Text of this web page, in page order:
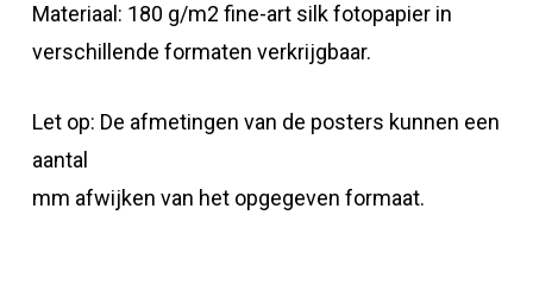
Materiaal: 180 g/m2 fine-art silk fotopapier in
verschillende formaten verkrijgbaar.
Let op: De afmetingen van de posters kunnen een
aantal
mm afwijken van het opgegeven formaat.